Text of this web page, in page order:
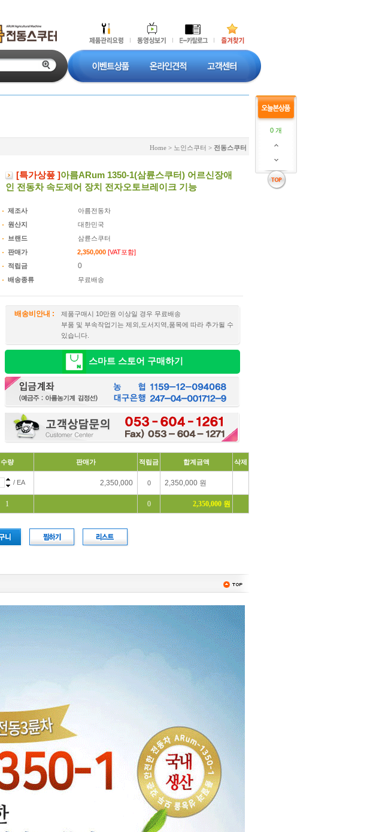
0 개
Home > 노인스쿠터 > 전동스쿠터
[특가상풒 ]아름ARum 1350-1(삼륜스쿠터) 어르신장애
인 전동차 속도제어 장치 전자오토브레이크 기능
제조사
아름전동차
원산지
대한민국
브랜드
삼륜스쿠터
판매가
2,350,000 [VAT포함]
적립금
배송종류
무료배송
배송비안내 :
제품구매시 10만원 이상일 경우 무료배송
부품 및 부속작업기는 제외,도서지역,품목에 따라 추가될 수
있습니다.
스마트 스토어 구매하기
수량 판매가 적립금 합계금액 삭제
/ EA 0
1 0 2,350,000 원